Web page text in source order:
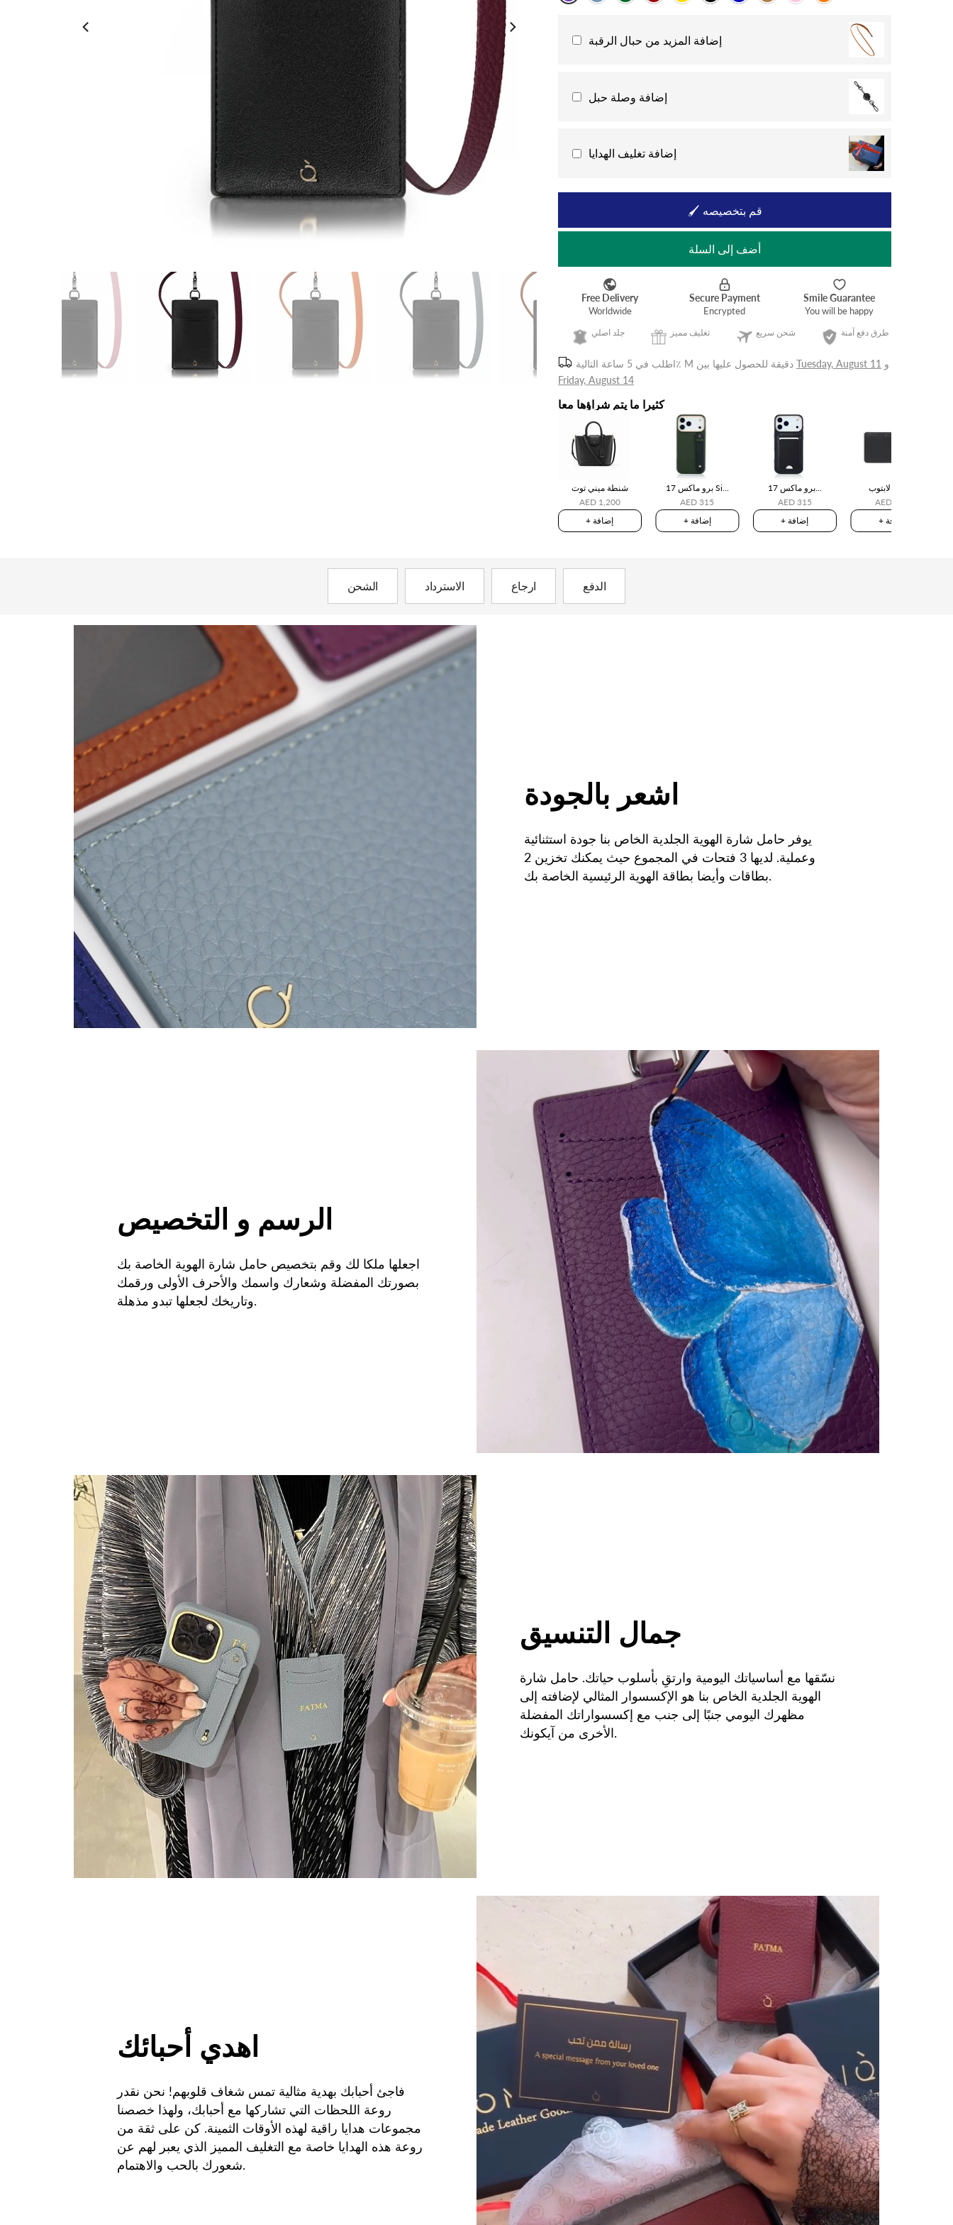
إضافة المزيد من حبال الرقبة
إضافة وصلة حبل
إضافة تغليف الهدايا
🖌 قم بتخصيصه
أضف إلى السلة
جلد اصلي تغليف مميز شحن سريع طرق دفع آمنة
اطلب في 5 ساعة التالية٪ M دقيقة Tuesday, August 11 و
Friday, August 14
كثيرا ما يتم شراؤها معا
شنطة ميني توت
AED 1,200
+ إضافة
17 برو ماكس Si...
AED 315
+ إضافة
17 برو ماكس...
AED 315
+ إضافة
حافظة لابتوب
AED 750
+ إضافة
الشحن الاسترداد ارجاع الدفع
اشعر بالجودة
يوفر حامل شارة الهوية الجلدية الخاص بنا جودة استثنائية
وعملية. لديها 3 فتحات في المجموع حيث يمكنك تخزين 2
بطاقات وأيضا بطاقة الهوية الرئيسية الخاصة بك.
الرسم و التخصيص
اجعلها ملكا لك وقم بتخصيص حامل شارة الهوية الخاصة بك
بصورتك المفضلة وشعارك واسمك والأحرف الأولى ورقمك
وتاريخك لجعلها تبدو مذهلة.
جمال التنسيق
نسّقها مع أساسياتك اليومية وارتقِ بأسلوب حياتك. حامل شارة
الهوية الجلدية الخاص بنا هو الإكسسوار المثالي لإضافته إلى
مظهرك اليومي جنبًا إلى جنب مع إكسسواراتك المفضلة
الأخرى من آيكونك.
اهدي أحبائك
فاجئ أحبابك بهدية مثالية تمس شغاف قلوبهم! نحن نقدر
روعة اللحظات التي تشاركها مع أحبابك، ولهذا خصصنا
مجموعات هدايا راقية لهذه الأوقات الثمينة. كن على ثقة من
روعة هذه الهدايا خاصة مع التغليف المميز الذي يعبر لهم عن
شعورك بالحب والاهتمام.